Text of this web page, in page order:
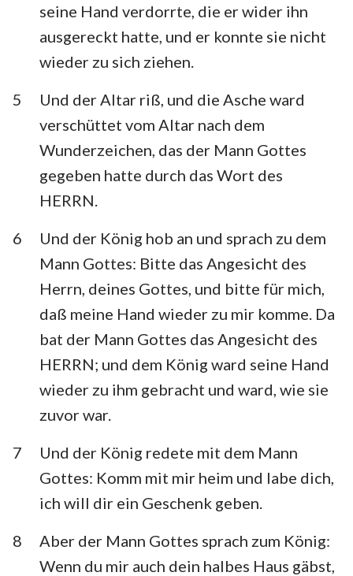
seine Hand verdorrte, die er wider ihn
ausgereckt hatte, und er konnte sie nicht
wieder zu sich ziehen.
5
Und der Altar riß, und die Asche ward
verschüttet vom Altar nach dem
Wunderzeichen, das der Mann Gottes
gegeben hatte durch das Wort des
HERRN.
6
Und der König hob an und sprach zu dem
Mann Gottes: Bitte das Angesicht des
Herrn, deines Gottes, und bitte für mich,
daß meine Hand wieder zu mir komme. Da
bat der Mann Gottes das Angesicht des
HERRN; und dem König ward seine Hand
wieder zu ihm gebracht und ward, wie sie
zuvor war.
7
Und der König redete mit dem Mann
Gottes: Komm mit mir heim und labe dich,
ich will dir ein Geschenk geben.
8
Aber der Mann Gottes sprach zum König:
Wenn du mir auch dein halbes Haus gäbst,